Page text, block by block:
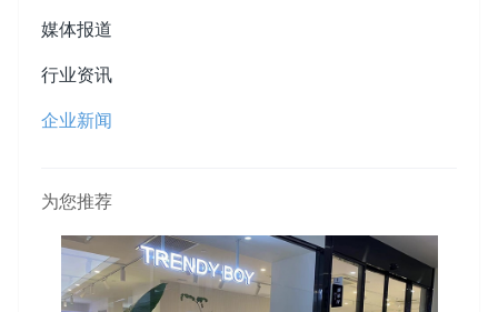
媒体报道
行业资讯
企业新闻
为您推荐